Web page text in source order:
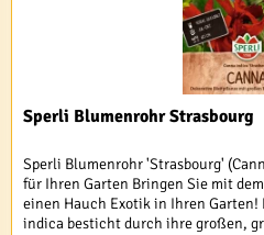
Sperli Blumenrohr Strasbourg
Sperli Blumenrohr 'Strasbourg'
für Ihren Garten Bringen Sie mit
einen Hauch Exotik in Ihren Garten!
indica besticht durch ihre großen,